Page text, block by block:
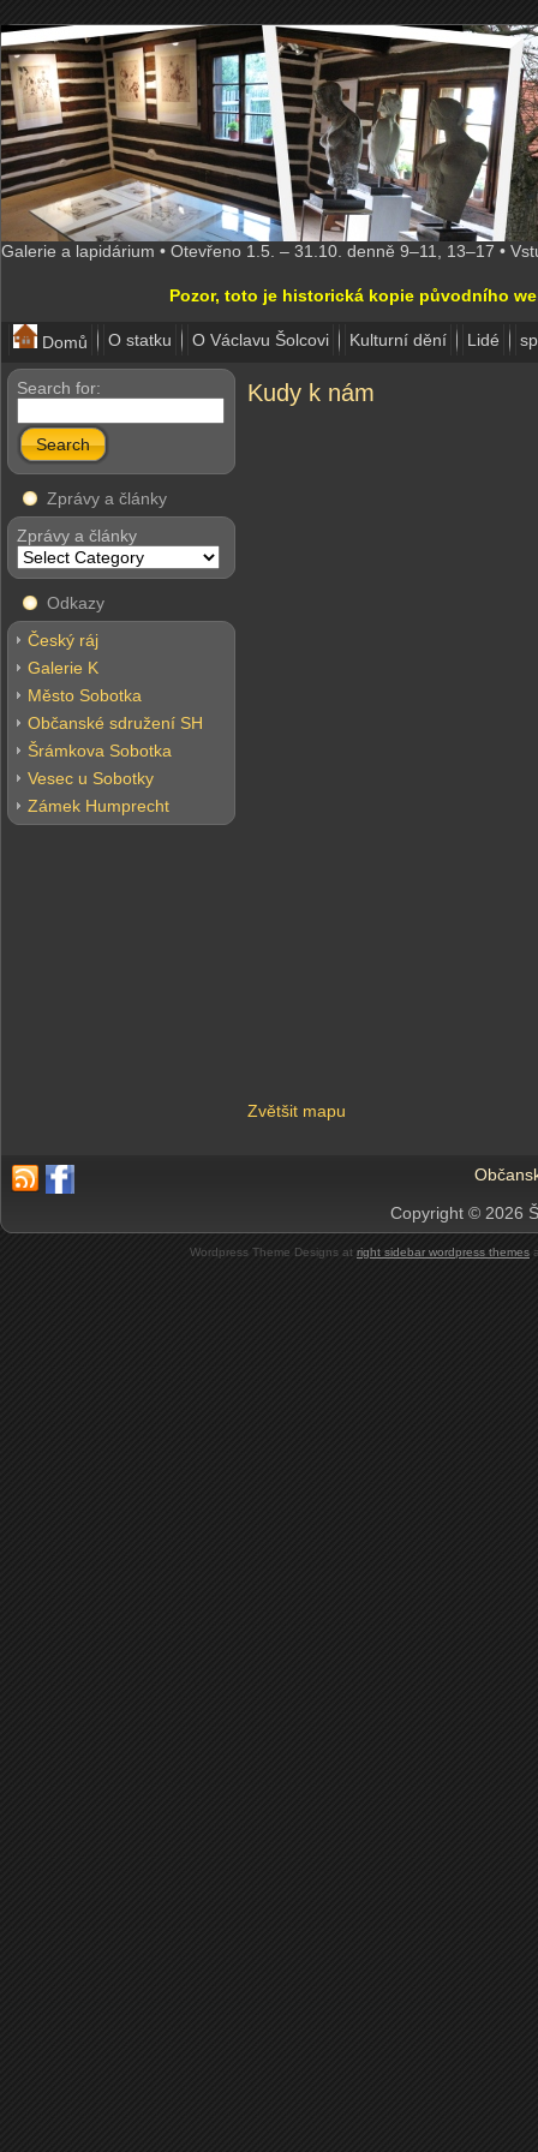
Galerie a lapidárium • Otevřeno 1.5. – 31.10. denně 9–11, 13–17 •
Pozor, toto je historická kopie původního
Domů O statku O Václavu Šolcovi Kulturní dění Lidé
Search for:
Search
Zprávy a články
Zprávy a články
Odkazy
Český ráj
Galerie K
Město Sobotka
Občanské sdružení SH
Šrámkova Sobotka
Vesec u Sobotky
Zámek Humprecht
Kudy k nám
Zvětšit mapu
Copyright © 2026
Wordpress Theme Designs at right sidebar wordpress themes